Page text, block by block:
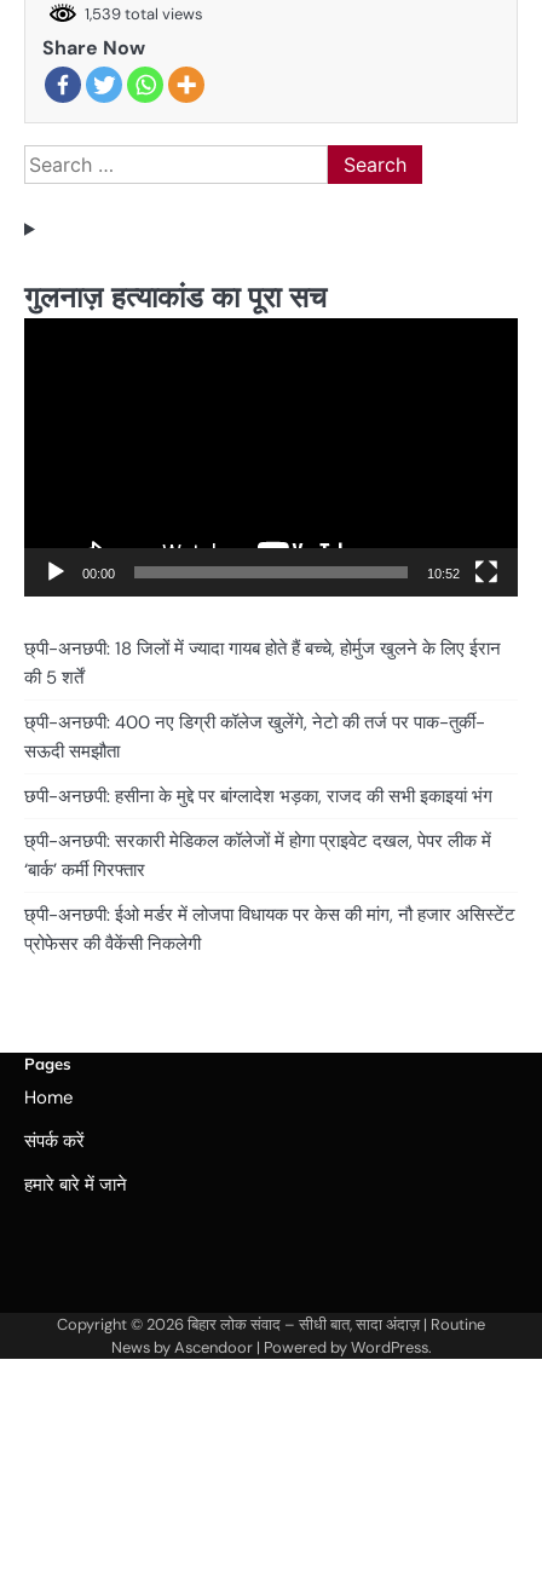
1,539 total views
Share Now
Search
for:
गुलनाज़ हत्याकांड का पूरा सच
00:00 10:52
छ्पी-अनछपी: 18 जिलों में ज्यादा गायब होते हैं बच्चे, होर्मुज खुलने के लिए ईरान
की 5 शर्तें
छ्पी-अनछपी: 400 नए डिग्री कॉलेज खुलेंगे, नेटो की तर्ज पर पाक-तुर्की-
सऊदी समझौता
छपी-अनछपी: हसीना के मुद्दे पर बांग्लादेश भड़का, राजद की सभी इकाइयां भंग
छ्पी-अनछपी: सरकारी मेडिकल कॉलेजों में होगा प्राइवेट दखल, पेपर लीक में
‘बार्क’ कर्मी गिरफ्तार
छ्पी-अनछपी: ईओ मर्डर में लोजपा विधायक पर केस की मांग, नौ हजार असिस्टेंट
प्रोफेसर की वैकेंसी निकलेगी
Pages
Home
संपर्क करें
हमारे बारे में जाने
Copyright © 2026बिहार लोक संवाद – सीधी बात, सादा अंदाज़| Routine
News byAscendoor| Powered byWordPress.